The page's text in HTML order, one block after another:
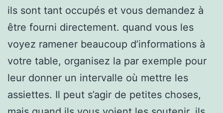
ils sont tant occupés et vous demandez à
être fourni directement. quand vous les
voyez ramener beaucoup d’informations à
votre table, organisez la par exemple pour
leur donner un intervalle où mettre les
assiettes. Il peut s’agir de petites choses,